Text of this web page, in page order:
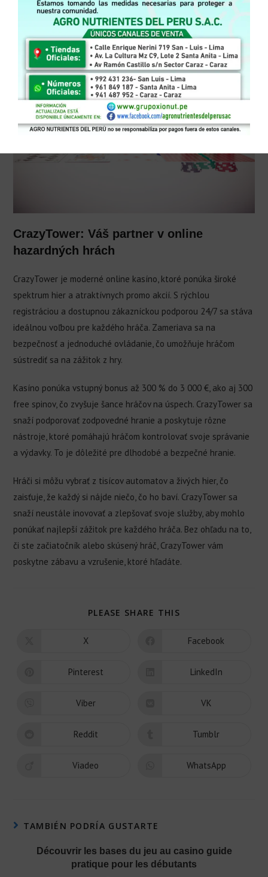
ovplyvniť ich výkon a prístup k hre, čo vedie k lepším
CrazyTower: Váš partner v online
hazardných hrách
CrazyTower je moderné online kasíno, ktoré ponúka široké
spektrum hier a atraktívnych promo akcií. S rýchlou
registráciou a dostupnou zákazníckou podporou 24/7 sa stáva
ideálnou voľbou pre každého hráča. Zameriava sa na
bezpečnosť a jednoduché ovládanie, čo umožňuje hráčom
sústrediť sa na zážitok z hry.
Kasíno ponúka vstupný bonus až 300 % do 3 000 €, ako aj 300
free spinov, čo zvyšuje šance hráčov na úspech. CrazyTower sa
snaží podporovať zodpovedné hranie a poskytuje rôzne
nástroje, ktoré pomáhajú hráčom kontrolovať svoje správanie
a výdavky. To je dôležité pre dlhodobé a bezpečné hranie.
Hráči si môžu vybrať z tisícov automatov a živých hier, čo
zaisťuje, že každý si nájde niečo, čo ho baví. CrazyTower sa
snaží neustále inovovať a zlepšovať svoje služby, aby mohlo
ponúkať najlepší zážitok pre každého hráča. Bez ohľadu na to,
či ste začiatočník alebo skúsený hráč, CrazyTower vám
poskytne zábavu a vzrušenie, ktoré hľadáte.
PLEASE SHARE THIS
X Facebook
Pinterest LinkedIn
Viber VK
Reddit Tumblr
Viadeo WhatsApp
TAMBIÉN PODRÍA GUSTARTE
Découvrir les bases du jeu au casino guide
pratique pour les débutants